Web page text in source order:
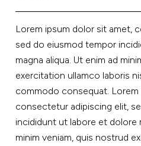
Lorem ipsum dolor sit amet,
sed do eiusmod tempor
magna aliqua. Ut enim ad
exercitation ullamco laboris
commodo consequat. Lorem
consectetur adipiscing elit,
incididunt ut labore et dolore
minim veniam, quis nostrud